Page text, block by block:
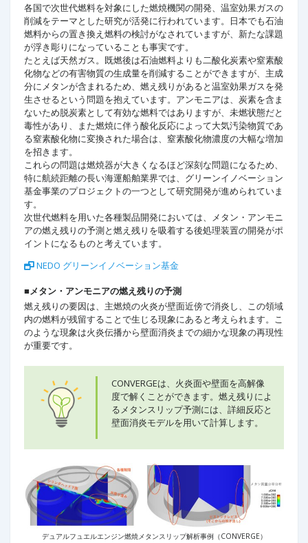
各国で次世代燃料を対象にした燃焼機関の開発、温室効果ガスの
削減をテーマとした研究が活発に行われています。日本でも石油
燃料からの置き換え燃料の検討がなされていますが、新たな課題
が浮き彫りになっていることも事実です。
たとえば天然ガス。既燃後は石油燃料よりも二酸化炭素や窒素酸
化物などの有害物質の生成量を削減することができますが、主成
分にメタンが含まれるため、燃え残りがあると温室効果ガスを発
生させるという問題を抱えています。アンモニアは、炭素を含ま
ないため脱炭素として有効な燃料ではありますが、未燃状態だと
毒性があり、また燃焼に伴う酸化反応によって大気汚染物質であ
る窒素酸化物に変換された場合は、窒素酸化物濃度の大幅な増加
を招きます。
これらの問題は燃焼器が大きくなるほど深刻な問題になるため、
特に航続距離の長い海運船舶業界では、グリーンイノベーション
基金事業のプロジェクトの一つとして研究開発が進められていま
す。
次世代燃料を用いた各種製品開発においては、メタン・アンモニ
アの燃え残りの予測と燃え残りを吸着する後処理装置の開発がポ
イントになるものと考えています。
NEDO グリーンイノベーション基金
■メタン・アンモニアの燃え残りの予測
燃え残りの要因は、主燃焼の火炎が壁面近傍で消炎し、この領域
内の燃料が残留することで生じる現象にあると考えられます。こ
のような現象は火炎伝播から壁面消炎までの細かな現象の再現性
が重要です。
CONVERGEは、火炎面や壁面を高解像
度で解くことができます。燃え残りによ
るメタンスリップ予測には、詳細反応と
壁面消炎モデルを用いて計算します。
デュアルフュエルエンジン燃焼メタンスリップ解析事例（CONVERGE）